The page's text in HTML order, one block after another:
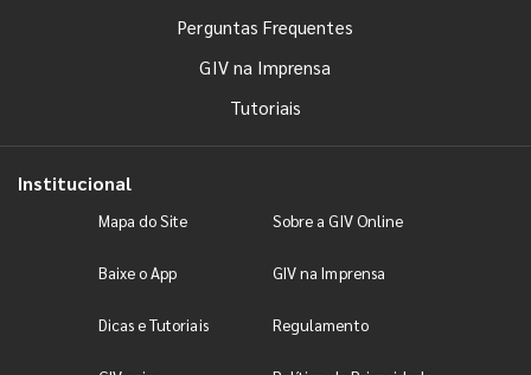
Perguntas Frequentes
GIV na Imprensa
Tutoriais
Institucional
Mapa do Site Sobre a GIV Online
Baixe o App GIV na Imprensa
Dicas e Tutoriais Regulamento